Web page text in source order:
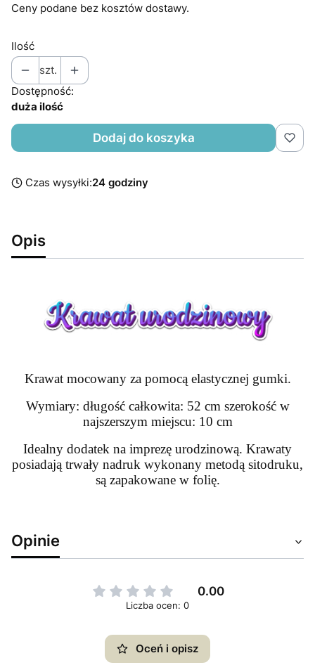
Ceny podane bez kosztów dostawy.
Ilość
szt.
Dostępność:
duża ilość
Dodaj do koszyka
Czas wysyłki:24 godziny
Opis
Krawat mocowany za pomocą elastycznej gumki.
Wymiary: długość całkowita: 52 cm szerokość w
najszerszym miejscu: 10 cm
Idealny dodatek na imprezę urodzinową. Krawaty
posiadają trwały nadruk wykonany metodą sitodruku,
są zapakowane w folię.
Opinie
0.00
Liczba ocen: 0
Oceń i opisz